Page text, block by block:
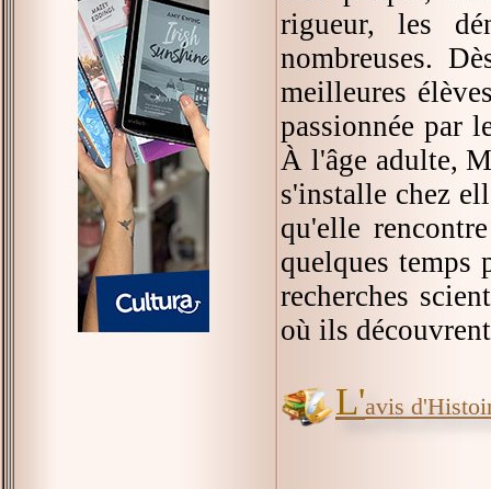
rigueur, les
nombreuses.
meilleures
passionnée par
À l'âge adulte,
s'installe chez
qu'elle
quelques temps
recherches
où ils
L'avis